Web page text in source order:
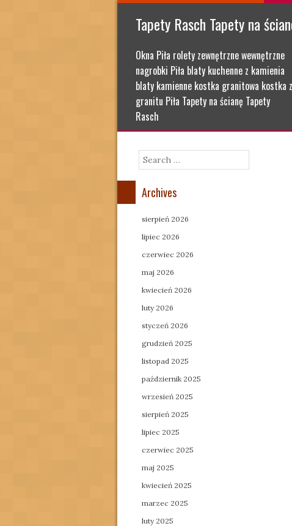
Tapety Rasch Tapety na
Okna Piła rolety zewnętrzne wewnętrzne
nagrobki Piła blaty kuchenne z kamienia
blaty kamienne kostka granitowa kostka z
granitu Piła Tapety na ścianę Tapety
Rasch
Search
Archives
sierpień 2026
lipiec 2026
czerwiec 2026
maj 2026
kwiecień 2026
luty 2026
styczeń 2026
grudzień 2025
listopad 2025
październik 2025
wrzesień 2025
sierpień 2025
lipiec 2025
czerwiec 2025
maj 2025
kwiecień 2025
marzec 2025
luty 2025